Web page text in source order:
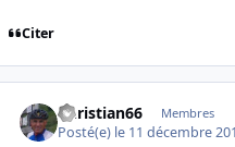
Citer
Christian66 Membres
Posté(e) le 11 décembre